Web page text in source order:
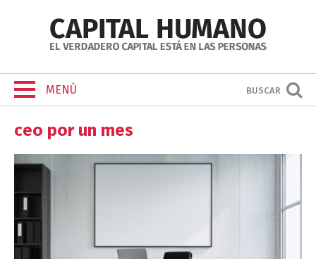
MENÚ BUSCAR
ceo por un mes